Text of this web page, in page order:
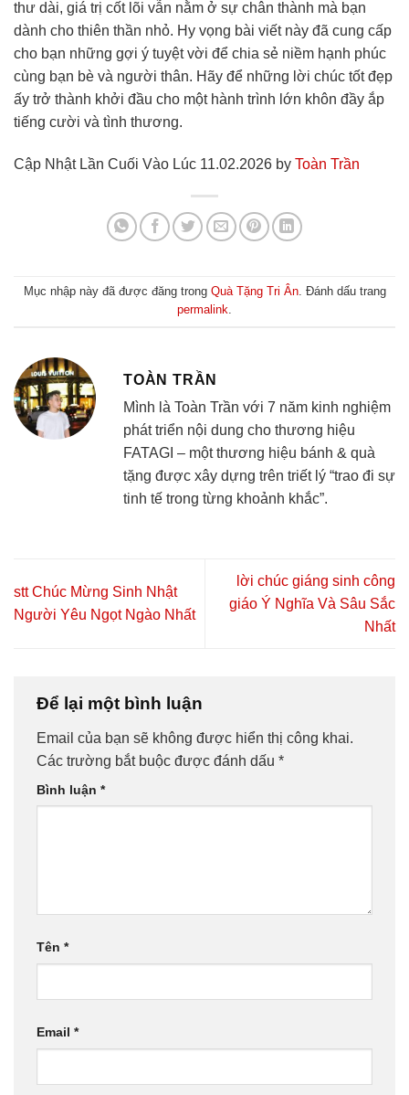
thư dài, giá trị cốt lõi vẫn nằm ở sự chân thành mà bạn
dành cho thiên thần nhỏ. Hy vọng bài viết này đã cung cấp
cho bạn những gợi ý tuyệt vời để chia sẻ niềm hạnh phúc
cùng bạn bè và người thân. Hãy để những lời chúc tốt đẹp
ấy trở thành khởi đầu cho một hành trình lớn khôn đầy ắp
tiếng cười và tình thương.
Cập Nhật Lần Cuối Vào Lúc 11.02.2026 by Toàn Trần
Mục nhập này đã được đăng trong Quà Tặng Tri Ân. Đánh dấu trang
permalink.
TOÀN TRẦN
Mình là Toàn Trần với 7 năm kinh nghiệm
phát triển nội dung cho thương hiệu
FATAGI – một thương hiệu bánh & quà
tặng được xây dựng trên triết lý “trao đi sự
tinh tế trong từng khoảnh khắc”.
stt Chúc Mừng Sinh Nhật
Người Yêu Ngọt Ngào Nhất
lời chúc giáng sinh công
giáo Ý Nghĩa Và Sâu Sắc
Nhất
Để lại một bình luận
Email của bạn sẽ không được hiển thị công khai.
Các trường bắt buộc được đánh dấu *
Bình luận *
Tên *
Email *